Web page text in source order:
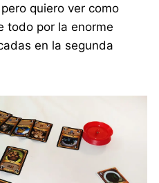
quiero ver como
todo por la enorme
en la segunda